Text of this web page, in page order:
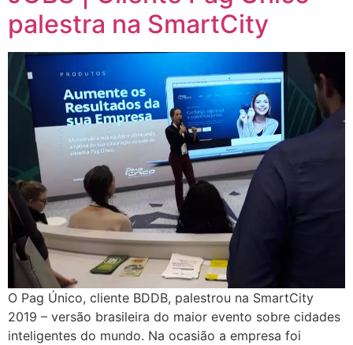
palestra na SmartCity
O Pag Único, cliente BDDB, palestrou na SmartCity
2019 – versão brasileira do maior evento sobre cidades
inteligentes do mundo. Na ocasião a empresa foi